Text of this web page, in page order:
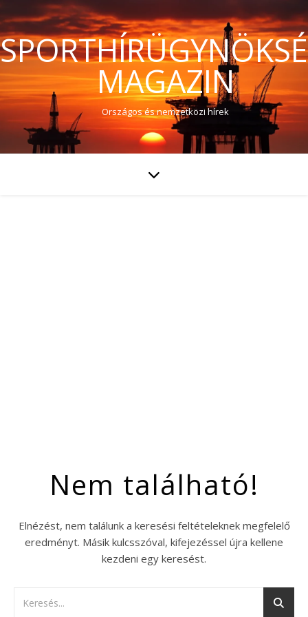
MAGAZIN
Országos és nemzetközi hírek
Nem található!
Elnézést, nem találunk a keresési feltételeknek megfelelő
eredményt. Másik kulcsszóval, kifejezéssel újra kellene
kezdeni egy keresést.